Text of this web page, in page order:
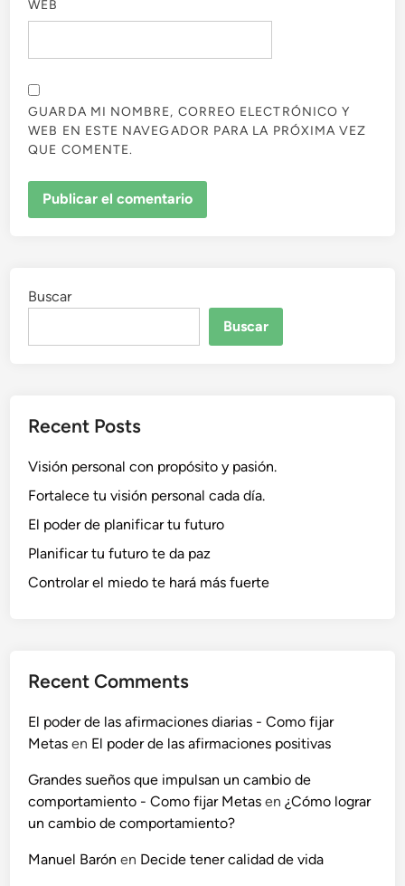
WEB
GUARDA MI NOMBRE, CORREO ELECTRÓNICO Y
WEB EN ESTE NAVEGADOR PARA LA PRÓXIMA VEZ
QUE COMENTE.
Buscar
Buscar
Recent Posts
Visión personal con propósito y pasión.
Fortalece tu visión personal cada día.
El poder de planificar tu futuro
Planificar tu futuro te da paz
Controlar el miedo te hará más fuerte
Recent Comments
El poder de las afirmaciones diarias - Como fijar
Metas en El poder de las afirmaciones positivas
Grandes sueños que impulsan un cambio de
comportamiento - Como fijar Metas en¿Cómo lograr
un cambio de comportamiento?
Manuel Barón en Decide tener calidad de vida